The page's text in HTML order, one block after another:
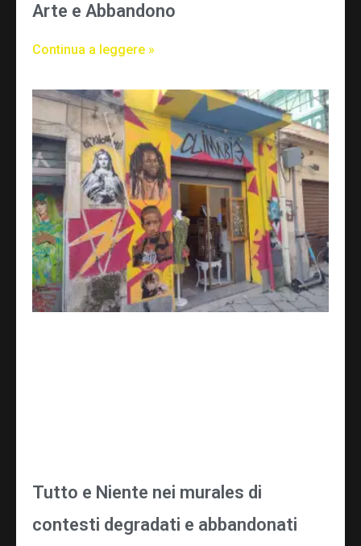
Arte e Abbandono
Continua a leggere »
Tutto e Niente nei murales di
contesti degradati e abbandonati